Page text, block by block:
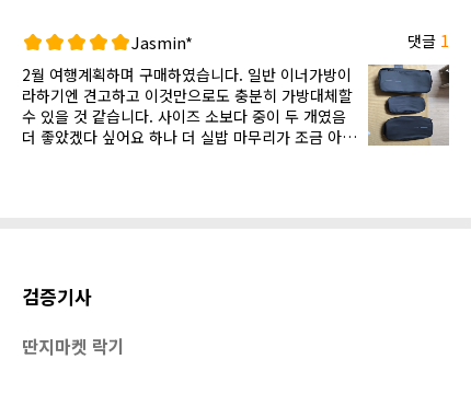
Jasmin* 댓글 1
2월 여행계획하며 구매하였습니다. 일반 이너가방이
라하기엔 견고하고 이것만으로도 충분히 가방대체할
수 있을 것 같습니다. 사이즈 소보다 중이 두 개였음
더 좋았겠다 싶어요 하나 더 실밥 마무리가 조금 아쉽
검증기사
딴지마켓 락기